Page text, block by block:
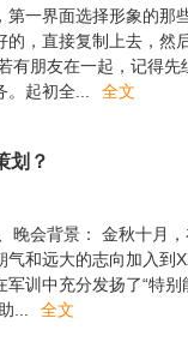
第一界面选择形象的那
的，直接复制上去，然
有朋友在一起，记得先
。起初全
全文
划？
晚会背景： 金秋十月
气和远大的志向加入到
军训中充分发扬了“特
全文